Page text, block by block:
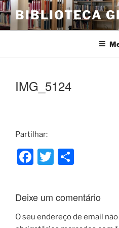
Saltar
para
o
BIBLIOTECA
IMG_5124
Partilhar:
F
e
b
T
er
ar
e
Deixe um comentário
O seu endereço de email